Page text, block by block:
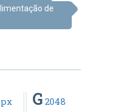
de
G 2048